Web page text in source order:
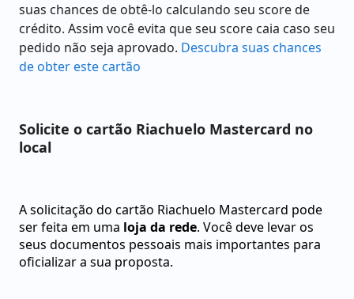
suas chances de obtê-lo calculando seu score de
crédito. Assim você evita que seu score caia caso seu
pedido não seja aprovado. Descubra suas chances
de obter este cartão
Solicite o cartão Riachuelo Mastercard no
local
A solicitação do cartão Riachuelo Mastercard pode
ser feita em uma loja da rede. Você deve levar os
seus documentos pessoais mais importantes para
oficializar a sua proposta.